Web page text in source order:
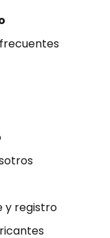
y registro